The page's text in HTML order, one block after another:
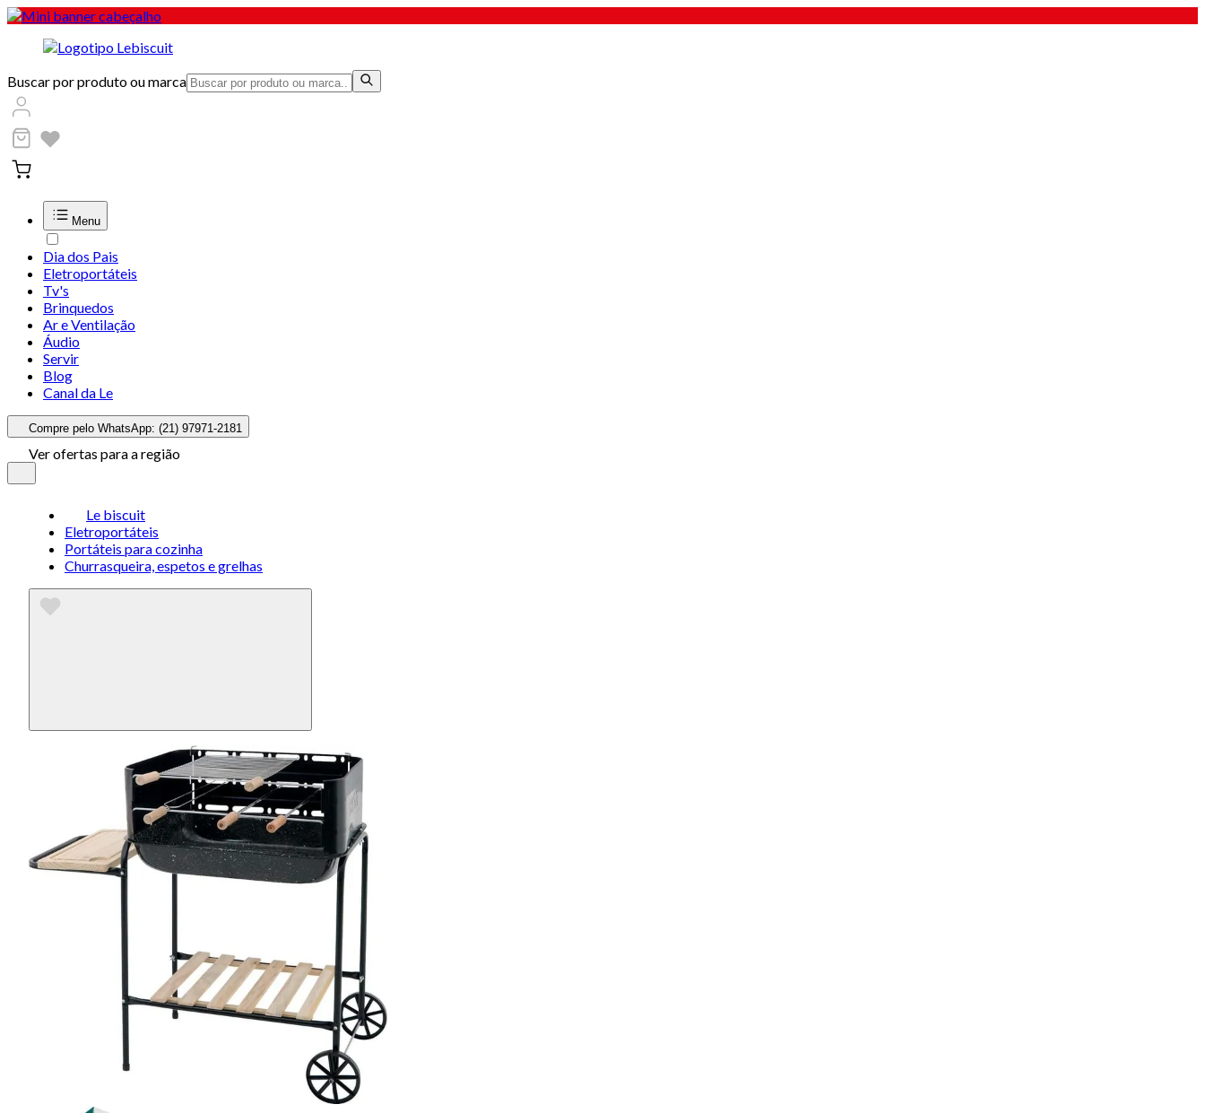
Buscar por produto ou marca
Menu
Dia dos Pais
Eletroportáteis
Tv's
Brinquedos
Ar e Ventilação
Áudio
Servir
Blog
Canal da Le
Compre pelo WhatsApp: (21) 97971-2181
Ver ofertas para a região
Le biscuit
Eletroportáteis
Portáteis para cozinha
Churrasqueira, espetos e grelhas